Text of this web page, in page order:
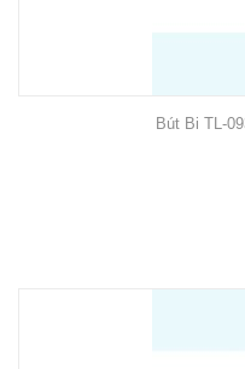
Bút Bi TL-